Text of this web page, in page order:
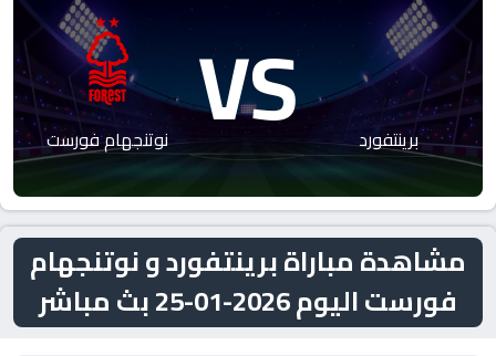
برينتفورد VS نوتنجهام فورست
مشاهدة مباراة برينتفورد و نوتنجهام
فورست اليوم 2026-01-25 بث مباشر